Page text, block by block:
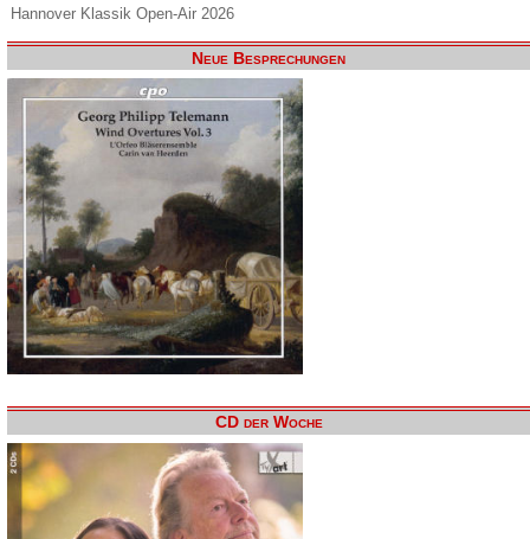
Hannover Klassik Open-Air 2026
Neue Besprechungen
CD der Woche